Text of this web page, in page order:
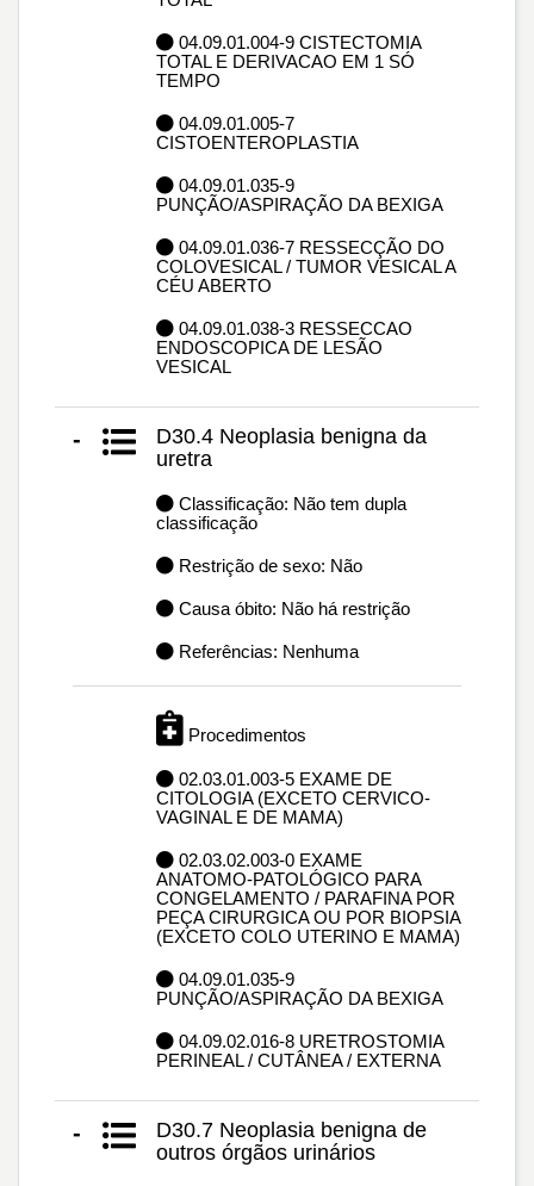
04.09.01.004-9 CISTECTOMIA
TOTAL E DERIVACAO EM 1 SÓ
TEMPO
04.09.01.005-7
CISTOENTEROPLASTIA
04.09.01.035-9
PUNÇÃO/ASPIRAÇÃO DA BEXIGA
04.09.01.036-7 RESSECÇÃO DO
COLOVESICAL / TUMOR VESICAL A
CÉU ABERTO
04.09.01.038-3 RESSECCAO
ENDOSCOPICA DE LESÃO
VESICAL
-
D30.4 Neoplasia benigna da
uretra
Classificação: Não tem dupla
classificação
Restrição de sexo: Não
Causa óbito: Não há restrição
Referências: Nenhuma
Procedimentos
02.03.01.003-5 EXAME DE
CITOLOGIA (EXCETO CERVICO-
VAGINAL E DE MAMA)
02.03.02.003-0 EXAME
ANATOMO-PATOLÓGICO PARA
CONGELAMENTO / PARAFINA POR
PEÇA CIRURGICA OU POR BIOPSIA
(EXCETO COLO UTERINO E MAMA)
04.09.01.035-9
PUNÇÃO/ASPIRAÇÃO DA BEXIGA
04.09.02.016-8 URETROSTOMIA
PERINEAL / CUTÂNEA / EXTERNA
-
D30.7 Neoplasia benigna de
outros órgãos urinários